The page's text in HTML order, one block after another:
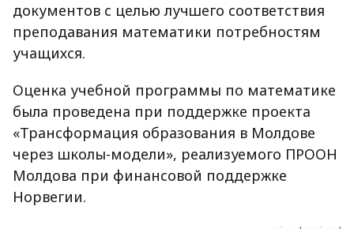
документов с целью лучшего соответствия
преподавания математики потребностям
учащихся.
Оценка учебной программы по математике
была проведена при поддержке проекта
«Трансформация образования в Молдове
через школы-модели», реализуемого ПРООН
Молдова при финансовой поддержке
Норвегии.